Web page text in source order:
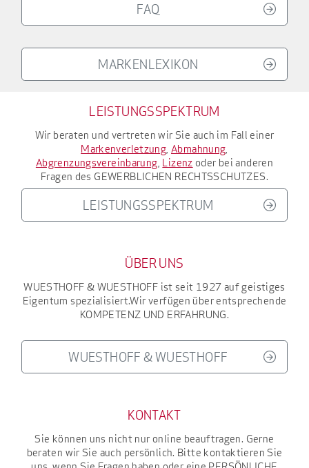
FAQ
MARKENLEXIKON
LEISTUNGSSPEKTRUM
Wir beraten und vertreten wir Sie auch im Fall einer
Markenverletzung,Abmahnung,
Abgrenzungsvereinbarung, Lizenz oder bei anderen
Fragen des GEWERBLICHEN RECHTSSCHUTZES.
LEISTUNGSSPEKTRUM
ÜBER UNS
WUESTHOFF & WUESTHOFF ist seit 1927 auf geistiges
Eigentum spezialisiert.Wir verfügen über entsprechende
KOMPETENZ UND ERFAHRUNG.
WUESTHOFF & WUESTHOFF
KONTAKT
Sie können uns nicht nur online beauftragen. Gerne
beraten wir Sie auch persönlich. Bitte kontaktieren Sie